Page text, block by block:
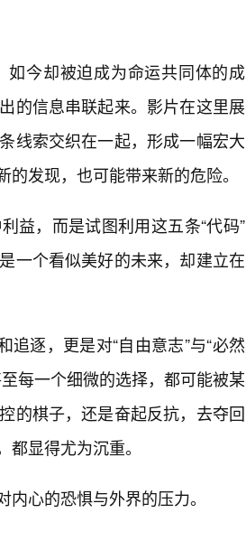
今却被迫成为命运共同体的成
的信息串联起来。影片在这里展
线索交织在一起，形成一幅宏大
发现，也可能带来新的危险。
益，而是试图利用这五条“代码”
一个看似美好的未来，却建立在
逐，更是对“自由意志”与“必然
每一个细微的选择，都可能被某
的棋子，还是奋起反抗，去夺回
显得尤为沉重。
心的恐惧与外界的压力。